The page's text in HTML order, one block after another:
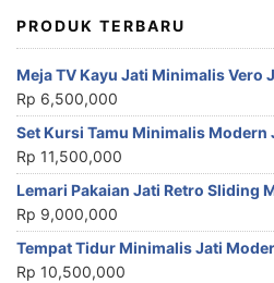
PRODUK TERBARU
Meja TV Kayu Jati Minimalis Vero
Rp 6,500,000
Set Kursi Tamu Minimalis Modern
Rp 11,500,000
Lemari Pakaian Jati Retro Sliding
Rp 9,000,000
Tempat Tidur Minimalis Jati
Rp 10,500,000